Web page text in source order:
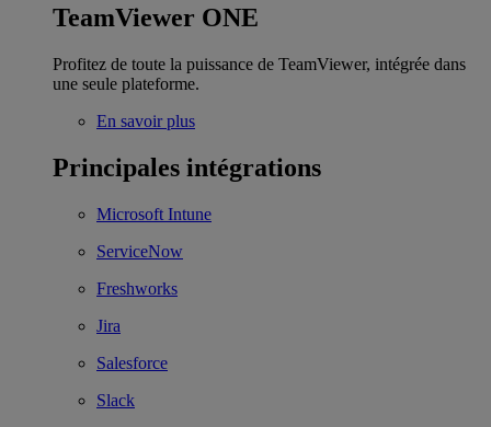
TeamViewer ONE
Profitez de toute la puissance de TeamViewer, intégrée dans
une seule plateforme.
En savoir plus
Principales intégrations
Microsoft Intune
ServiceNow
Freshworks
Jira
Salesforce
Slack